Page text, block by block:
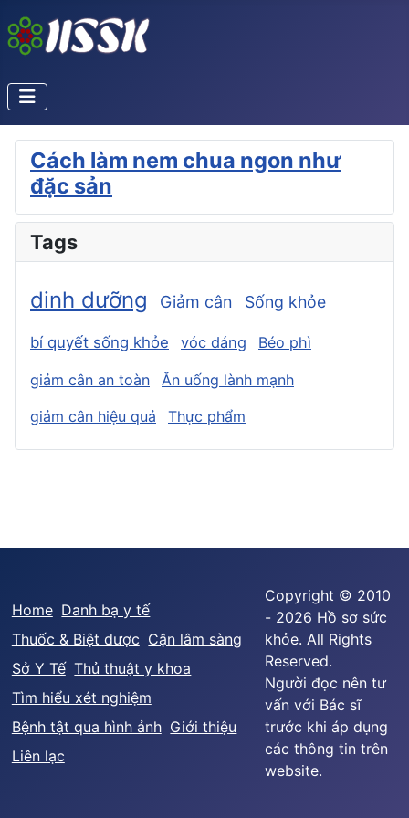
Cách làm nem chua ngon như
đặc sản
Tags
dinh dưỡng Giảm cân Sống khỏe
bí quyết sống khỏe vóc dáng Béo phì
giảm cân an toàn
Ăn uống lành mạnh
giảm cân hiệu quả
Thực phẩm
Home Danh bạ y tế
Thuốc & Biệt dược Cận lâm sàng
Sở Y Tế Thủ thuật y khoa
Tìm hiểu xét nghiệm
Bệnh tật qua hình ảnh Giới thiệu
Liên lạc
Copyright © 2010
- 2026 Hồ sơ sức
khỏe. All Rights
Reserved.
Người đọc nên tư
vấn với Bác sĩ
trước khi áp dụng
các thông tin trên
website.